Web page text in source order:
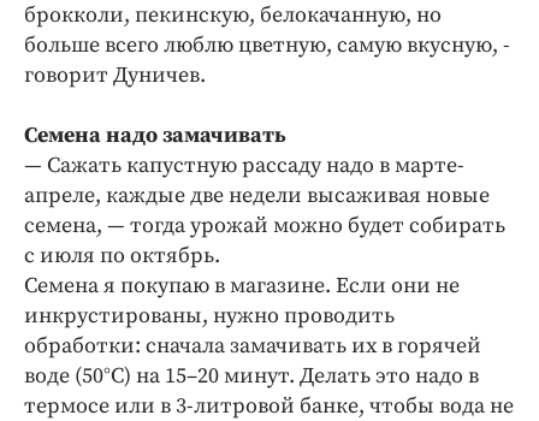
Блоги
Издания
Медиаперсона
Интересное чтиво
Клиника года
Бренд года
Работодатель года
брокколи, пекинскую, белокачанную, но
больше всего люблю цветную, самую вкусную, -
говорит Дуничев.
Семена надо замачивать
— Сажать капустную рассаду надо в марте-
апреле, каждые две недели высаживая новые
семена, — тогда урожай можно будет собирать
с июля по октябрь.
Семена я покупаю в магазине. Если они не
инкрустированы, нужно проводить
обработки: сначала замачивать их в горячей
воде (50°С) на 15–20 минут. Делать это надо в
термосе или в 3-литровой банке, чтобы вода не